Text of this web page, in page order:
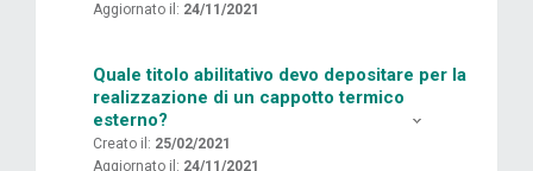
Aggiornato il: 24/11/2021
Quale titolo abilitativo devo depositare per la
realizzazione di un cappotto termico
esterno?
Creato il: 25/02/2021
Aggiornato il: 24/11/2021